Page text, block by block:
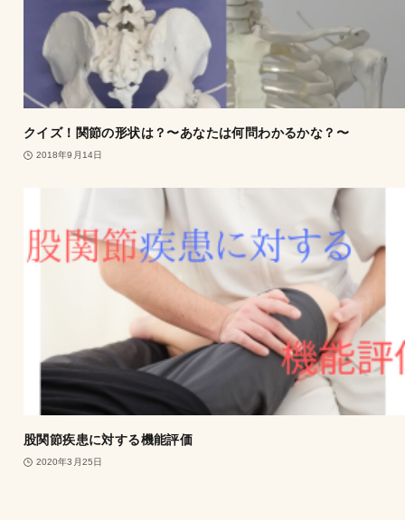
クイズ！関節の形状は？〜あなたは何問わかるかな？〜
2018年9月14日
股関節疾患に対する機能評価
2020年3月25日